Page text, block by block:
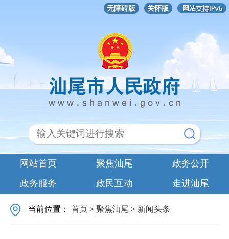
无障碍版 关怀版
网站首页 聚焦汕尾
政务公开
政务服务
政民互动 走进汕尾
当前位置：首页 >聚焦汕尾 > 新闻头条